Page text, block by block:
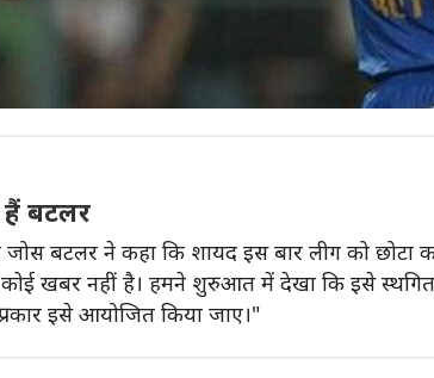
सकता है IPL का आयोजन- रोहित
के साथ लाइव चैट में रोहित ने कहा, "जब माहौल
हैं बटलर
बटलर ने कहा कि शायद इस बार लीग को छोटा
खबर नहीं है। हमने शुरुआत में देखा कि इसे
इसे आयोजित किया जाए।"